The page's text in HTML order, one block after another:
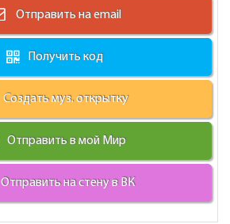
Отправить на email
Получить код
Создать муз. открытку
Отправить в мой Мир
Отправить на стену в ВК